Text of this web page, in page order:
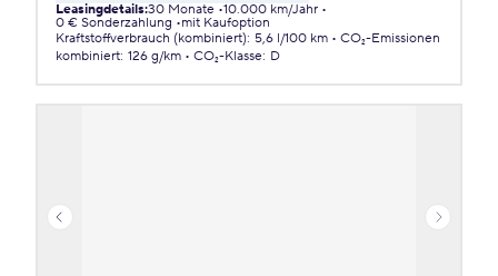
Leasingdetails:30 Monate 10.000 km/Jahr
0 € Sonderzahlung
mit Kaufoption
Kraftstoffverbrauch (kombiniert): 5,6 l/100 km
CO₂-Emissionen
kombiniert: 126 g/km CO₂-Klasse: D